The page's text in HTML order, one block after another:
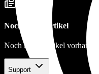
Noch keine Artikel
Noch keine Artikel
Support